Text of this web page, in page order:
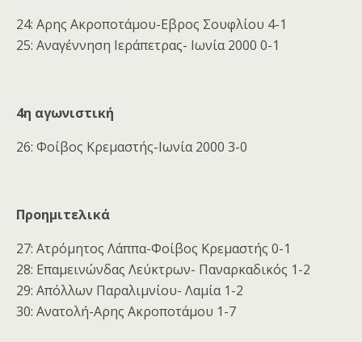
24: Αρης Ακροποτάμου-Εβρος Σουφλίου 4-1
25: Αναγέννηση Ιεράπετρας- Ιωνία 2000 0-1
4η αγωνιστική
26: Φοίβος Κρεμαστής-Ιωνία 2000 3-0
Προημιτελικά
27: Ατρόμητος Λάππα-Φοίβος Κρεμαστής 0-1
28: Επαμεινώνδας Λεύκτρων- Παναρκαδικός 1-2
29: Απόλλων Παραλιμνίου- Λαμία 1-2
30: Ανατολή-Αρης Ακροποτάμου 1-7